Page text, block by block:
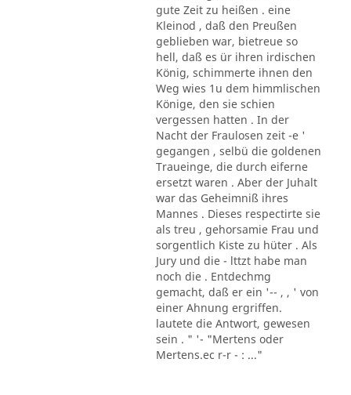
gute Zeit zu heißen . eine
Kleinod , daß den Preußen
geblieben war, bietreue so
hell, daß es ür ihren irdischen
König, schimmerte ihnen den
Weg wies 1u dem himmlischen
Könige, den sie schien
vergessen hatten . In der
Nacht der Fraulosen zeit -e '
gegangen , selbü die goldenen
Traueinge, die durch eiferne
ersetzt waren . Aber der Juhalt
war das Geheimniß ihres
Mannes . Dieses respectirte sie
als treu , gehorsamie Frau und
sorgentlich Kiste zu hüter . Als
Jury und die - lttzt habe man
noch die . Entdechmg
gemacht, daß er ein '-- , , ' von
einer Ahnung ergriffen.
lautete die Antwort, gewesen
sein . " '- "Mertens oder
Mertens.ec r-r - : ..."